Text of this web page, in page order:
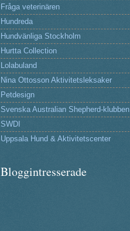
Fråga veterinären
Hundreda
Hundvänliga Stockholm
Hurtta Collection
Lolabuland
Nina Ottosson Aktivitetsleksaker
Petdesign
Svenska Australian Shepherd-klubben
SWDI
Uppsala Hund & Aktivitetscenter
Bloggintresserade